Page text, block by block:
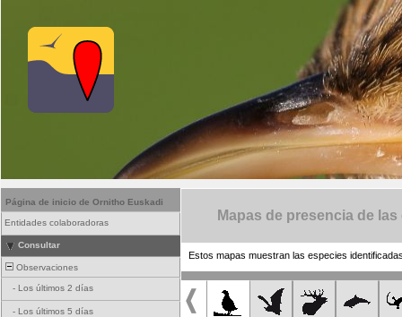
Página de inicio de Ornitho Euskadi
Entidades colaboradoras
Consultar
Observaciones
- Los últimos 2 días
- Los últimos 5 días
Mapas de presencia de
Estos mapas muestran las especies